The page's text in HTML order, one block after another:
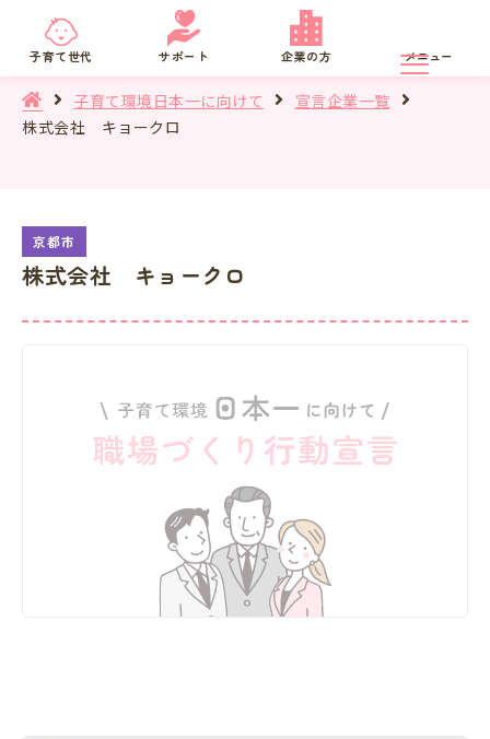
京都府
子育て世代 サポート 企業の方 メニュー
子育て環境日本一に向けて
宣言企業一覧
株式会社 キョークロ
株式会社 キョークロ